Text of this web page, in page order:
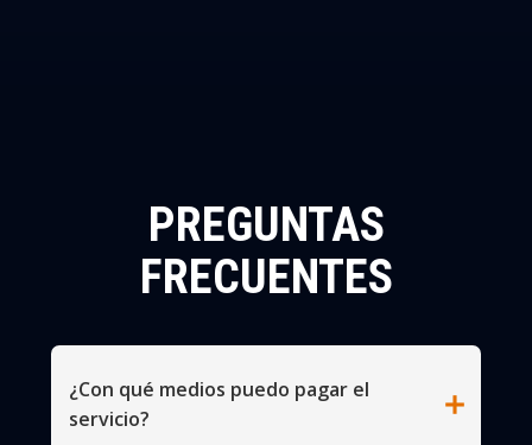
PREGUNTAS
FRECUENTES
¿Con qué medios puedo pagar el
servicio?
add